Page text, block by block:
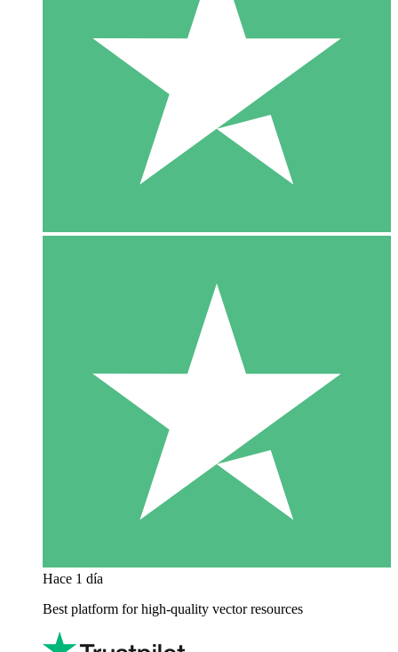
Hace 1 día
Best platform for high-quality vector resources